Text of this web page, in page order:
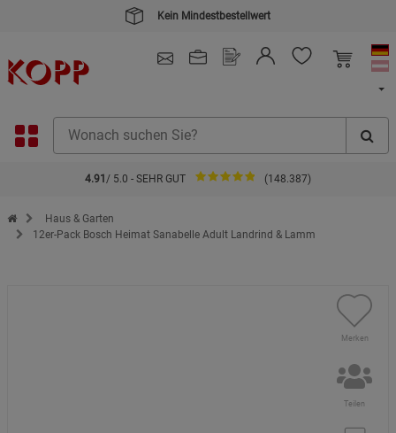
Kein Mindestbestellwert
4.91 / 5.0 - SEHR GUT (148.387)
Zur Startseite des Kopp Verlag Online-Shop
Haus & Garten
12er-Pack Bosch Heimat Sanabelle Adult Landrind & Lamm
Merken
Teilen